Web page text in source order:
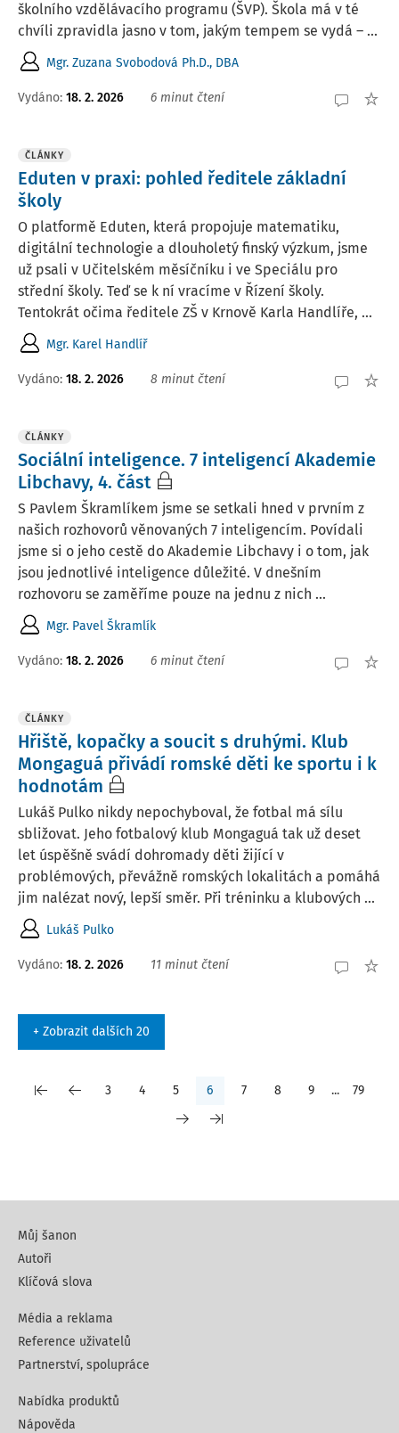
školního vzdělávacího programu (ŠVP). Škola má v té
chvíli zpravidla jasno v tom, jakým tempem se vydá – ...
Mgr. Zuzana Svobodová Ph.D., DBA
Vydáno: 18. 2. 2026 6 minut čtení
ČLÁNKY
Eduten v praxi: pohled ředitele základní
školy
O platformě Eduten, která propojuje matematiku,
digitální technologie a dlouholetý finský výzkum, jsme
už psali v Učitelském měsíčníku i ve Speciálu pro
střední školy. Teď se k ní vracíme v Řízení školy.
Tentokrát očima ředitele ZŠ v Krnově Karla Handlíře, ...
Mgr. Karel Handlíř
Vydáno: 18. 2. 2026 8 minut čtení
ČLÁNKY
Sociální inteligence. 7 inteligencí Akademie
Libchavy, 4. část
S Pavlem Škramlíkem jsme se setkali hned v prvním z
našich rozhovorů věnovaných 7 inteligencím. Povídali
jsme si o jeho cestě do Akademie Libchavy i o tom, jak
jsou jednotlivé inteligence důležité. V dnešním
rozhovoru se zaměříme pouze na jednu z nich ...
Mgr. Pavel Škramlík
Vydáno: 18. 2. 2026 6 minut čtení
ČLÁNKY
Hřiště, kopačky a soucit s druhými. Klub
Mongaguá přivádí romské děti ke sportu i k
hodnotám
Lukáš Pulko nikdy nepochyboval, že fotbal má sílu
sbližovat. Jeho fotbalový klub Mongaguá tak už deset
let úspěšně svádí dohromady děti žijící v
problémových, převážně romských lokalitách a pomáhá
jim nalézat nový, lepší směr. Při tréninku a klubových ...
Lukáš Pulko
Vydáno: 18. 2. 2026 11 minut čtení
+ Zobrazit dalších 20
3 4 5 6 7 8 9 ... 79
Můj šanon
Autoři
Klíčová slova
Média a reklama
Reference uživatelů
Partnerství, spolupráce
Nabídka produktů
Nápověda